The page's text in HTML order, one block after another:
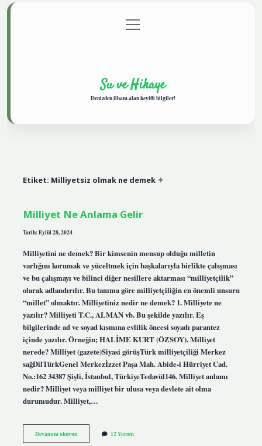
Gizlilik Politikası
menüyü
aç
Su ve Hikaye
Denizden ilham alan keyifli bilgiler!
Etiket: Milliyetsiz olmak ne demek
Milliyet Ne Anlama Gelir
Tarih: Eylül 28, 2024
Milliyetini ne demek? Bir kimsenin mensup olduğu milletin
varlığını korumak ve yüceltmek için başkalarıyla birlikte çalışması
ve bu çalışmayı ve bilinci diğer nesillere aktarması “milliyetçilik”
olarak adlandırılır. Bu tanıma göre milliyetçiliğin en önemli unsuru
“millet” olmaktır. Milliyetiniz nedir ne demek? 1. Milliyete ne
yazılır? Milliyeti T.C., ALMAN vb. Bu şekilde yazılır. Eş
bilgilerinde ad ve soyad kısmına evlilik öncesi soyadı parantez
içinde yazılır. Örneğin; HALİME KURT (ÖZSOY). Milliyet
nerede? Milliyet (gazete)Siyasi görüşTürk milliyetçiliği Merkez
sağDilTürkGenel Merkezİzzet Paşa Mah. Abide-i Hürriyet Cad.
No.:162 34387 Şişli, İstanbul, TürkiyeTedavül146. Milliyet anlamı
nedir? Milliyet veya milliyet bir ulusa veya devlete ait olma
durumudur. Milliyet,…
Devamını okuyunMilliyet
Ne
12 Yorum